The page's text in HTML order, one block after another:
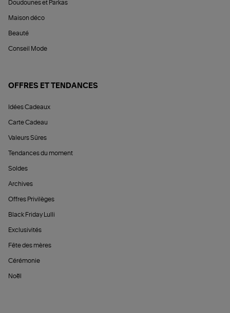
Doudounes et Parkas
Maison déco
Beauté
Conseil Mode
OFFRES ET TENDANCES
Idées Cadeaux
Carte Cadeau
Valeurs Sûres
Tendances du moment
Soldes
Archives
Offres Privilèges
Black Friday Lulli
Exclusivités
Fête des mères
Cérémonie
Noël